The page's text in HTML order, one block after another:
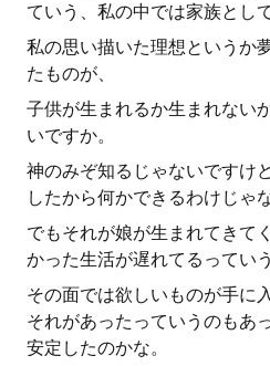
ていう、私の中では家族とし
私の思い描いた理想というか
たものが、
子供が生まれるか生まれない
いですか。
神のみぞ知るじゃないですけ
したから何かできるわけじゃ
でもそれが娘が生まれてきて
かった生活が遅れてるってい
その面では欲しいものが手に
それがあったっていうのもあ
安定したのかな。